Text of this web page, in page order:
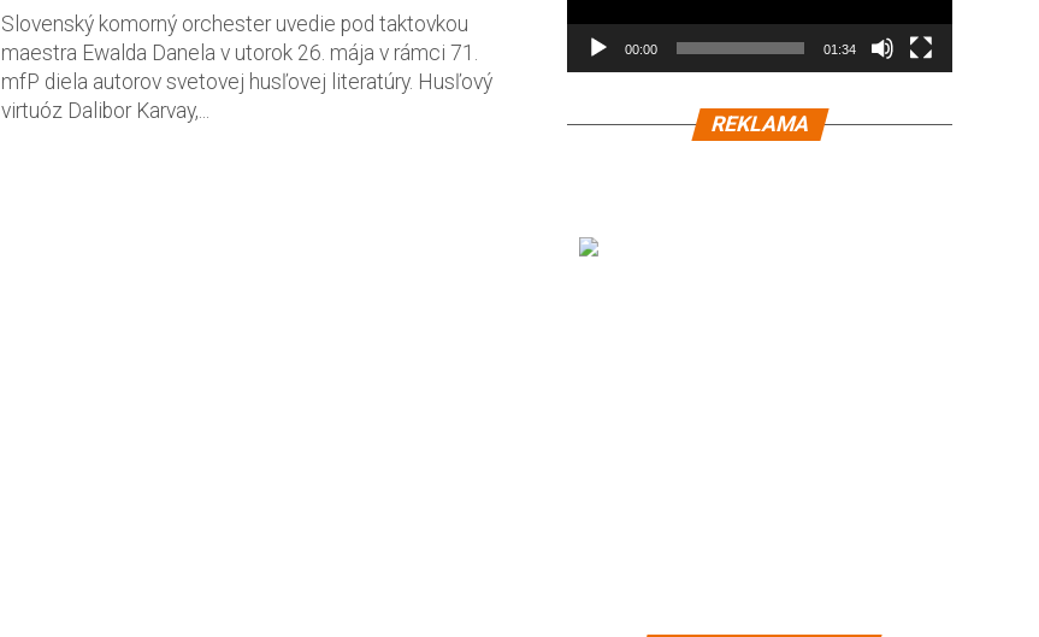
Slovenský komorný orchester uvedie pod taktovkou
maestra Ewalda Danela v utorok 26. mája v rámci 71.
mfP diela autorov svetovej husľovej literatúry. Husľový
virtuóz Dalibor Karvay,...
00:00 01:34
REKLAMA